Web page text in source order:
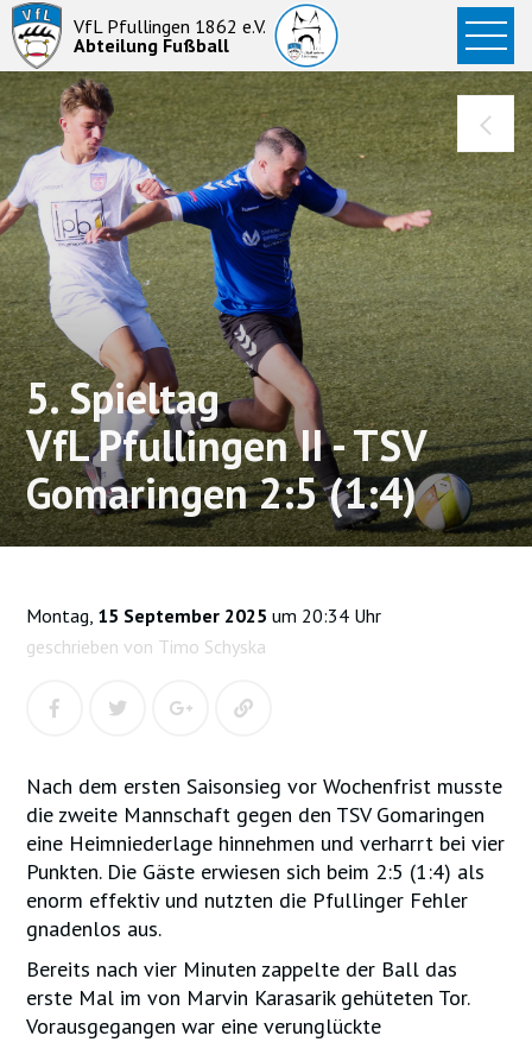
VfL Pfullingen 1862 e.V.
Abteilung Fußball
Startseite
News
Aktive
Junioren
Abteilung
5. Spieltag
VfL Pfullingen II - TSV
Gomaringen 2:5 (1:4)
Montag, 15 September 2025 um 20:34 Uhr
geschrieben von Timo Schyska
Nach dem ersten Saisonsieg vor Wochenfrist musste
die zweite Mannschaft gegen den TSV Gomaringen
eine Heimniederlage hinnehmen und verharrt bei vier
Punkten. Die Gäste erwiesen sich beim 2:5 (1:4) als
enorm effektiv und nutzten die Pfullinger Fehler
gnadenlos aus.
Bereits nach vier Minuten zappelte der Ball das
erste Mal im von Marvin Karasarik gehüteten Tor.
Vorausgegangen war eine verunglückte